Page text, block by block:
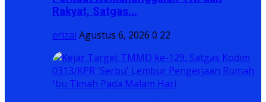
Rakyat, Satgas...
erizal Agustus 6, 2026 0 22